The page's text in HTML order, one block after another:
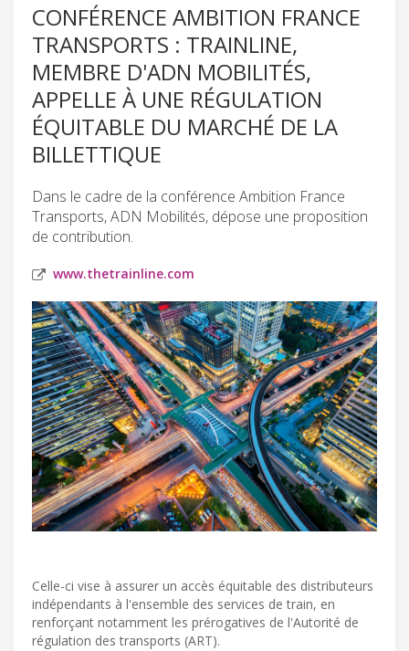
CONFÉRENCE AMBITION FRANCE
TRANSPORTS : TRAINLINE,
MEMBRE D'ADN MOBILITÉS,
APPELLE À UNE RÉGULATION
ÉQUITABLE DU MARCHÉ DE LA
BILLETTIQUE
Dans le cadre de la conférence Ambition France
Transports, ADN Mobilités, dépose une proposition
de contribution.
www.thetrainline.com
Celle-ci vise à assurer un accès équitable des distributeurs
indépendants à l'ensemble des services de train, en
renforçant notamment les prérogatives de l'Autorité de
régulation des transports (ART).